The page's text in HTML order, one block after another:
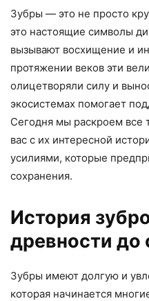
Зубры — это не просто
это настоящие символы
вызывают восхищение и
протяжении веков эти
олицетворяли силу и
экосистемах помогает
Сегодня мы раскроем все
вас с их интересной
усилиями, которые
сохранения.
История
древности до
Зубры имеют долгую и
которая начинается